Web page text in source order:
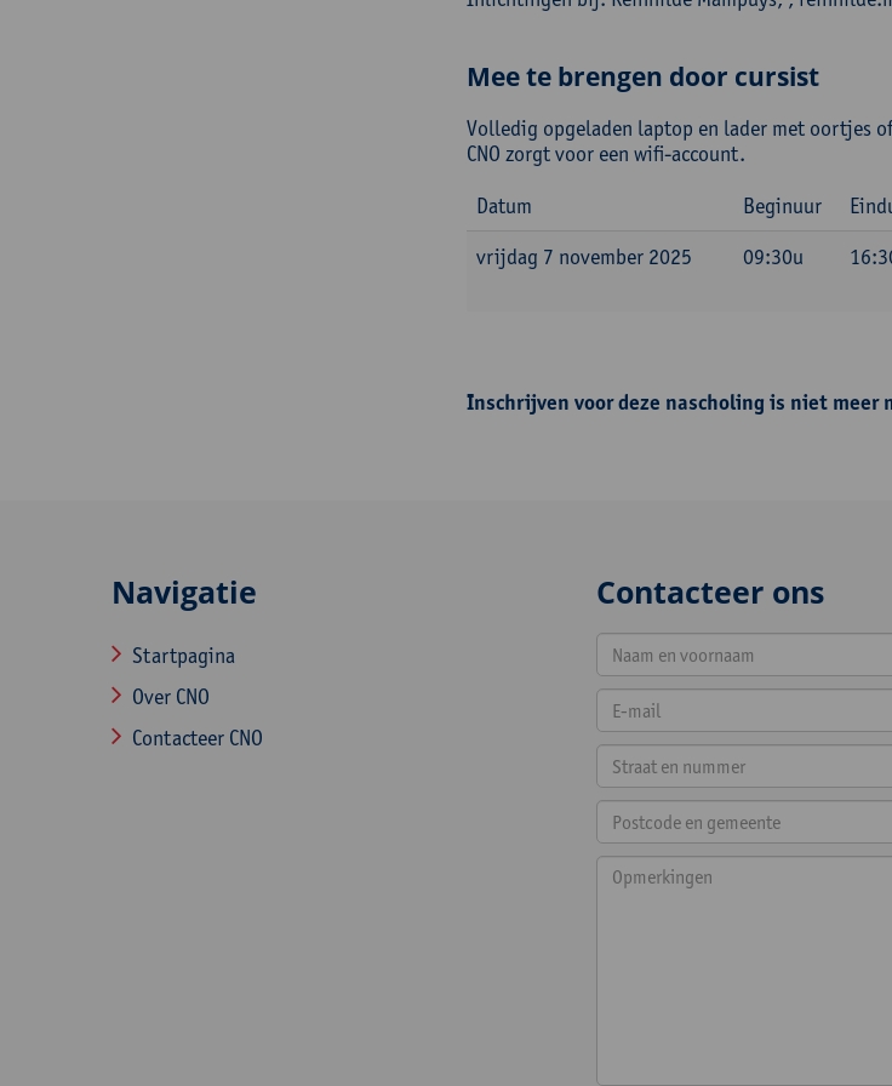
Mee te brengen door cursist
Volledig opgeladen laptop en lader met oortjes
CNO zorgt voor een wifi-account.
Datum Beginuur
vrijdag 7 november 2025
09:30u
Inschrijven voor deze nascholing is niet meer
Navigatie
Startpagina
Over CNO
Contacteer CNO
Contacteer ons